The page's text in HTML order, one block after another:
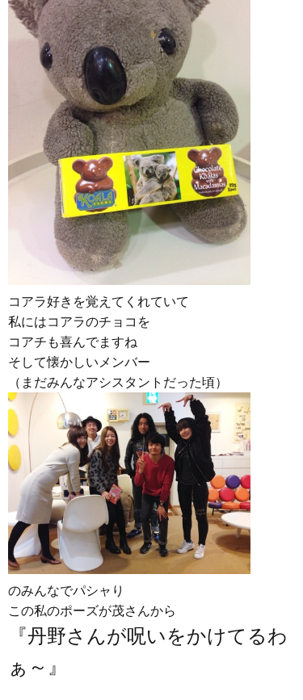
コアラ好きを覚えてくれていて
私にはコアラのチョコを
コアチも喜んでますね
そして懐かしいメンバー
（まだみんなアシスタントだった頃）
のみんなでパシャり
この私のポーズが茂さんから
『丹野さんが呪いをかけてるわ
ぁ～』